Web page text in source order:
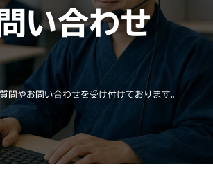
い合わせ
問やお問い合わせを受け付けております。